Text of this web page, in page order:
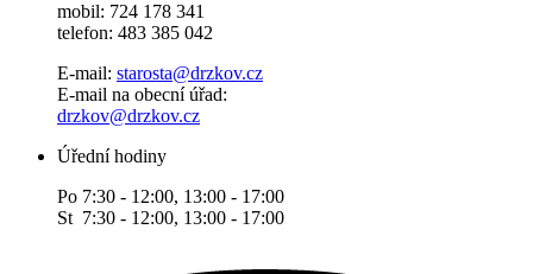
mobil: 724 178 341
telefon: 483 385 042
E-mail: starosta@drzkov.cz
E-mail na obecní úřad:
drzkov@drzkov.cz
Úřední hodiny
Po 7:30 - 12:00, 13:00 - 17:00
St 7:30 - 12:00, 13:00 - 17:00